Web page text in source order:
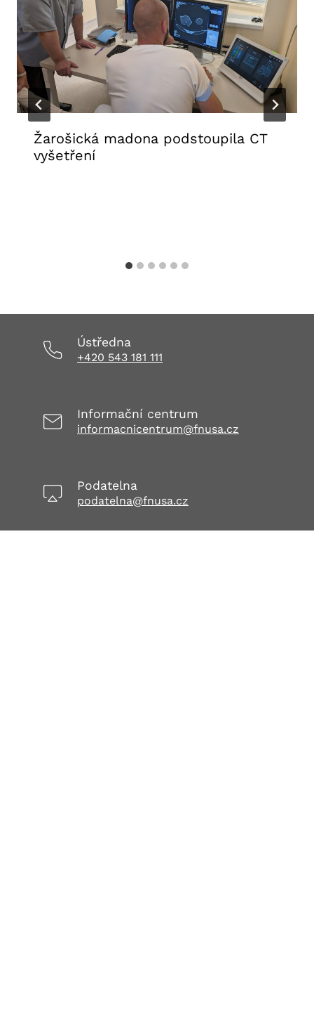
Žarošická madona podstoupila CT
vyšetření
Ústředna
+420 543 181 111
Informační centrum
informacnicentrum@fnusa.cz
Podatelna
podatelna@fnusa.cz